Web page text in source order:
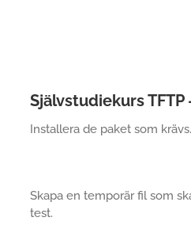
Självstudiekurs TFTP
Installera de paket som krävs.
Skapa en temporär fil som
test.